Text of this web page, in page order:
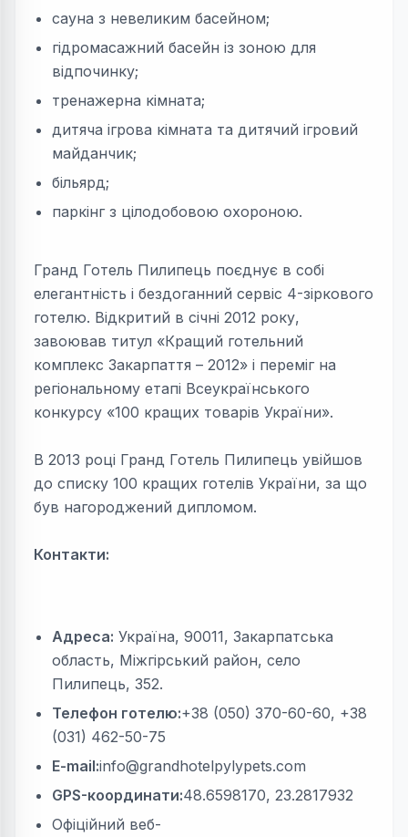
сауна з невеликим басейном;
гідромасажний басейн із зоною для
відпочинку;
тренажерна кімната;
дитяча ігрова кімната та дитячий ігровий
майданчик;
більярд;
паркінг з цілодобовою охороною.
Гранд Готель Пилипець поєднує в собі
елегантність і бездоганний сервіс 4-зіркового
готелю. Відкритий в січні 2012 року,
завоював титул «Кращий готельний
комплекс Закарпаття – 2012» і переміг на
регіональному етапі Всеукраїнського
конкурсу «100 кращих товарів України».
В 2013 році Гранд Готель Пилипець увійшов
до списку 100 кращих готелів України, за що
був нагороджений дипломом.
Контакти:
Адреса: Україна, 90011, Закарпатська
область, Міжгірський район, село
Пилипець, 352.
Телефон готелю:+38 (050) 370-60-60, +38
(031) 462-50-75
E-mail:info@grandhotelpylypets.com
GPS-координати:48.6598170, 23.2817932
Офіційний веб-